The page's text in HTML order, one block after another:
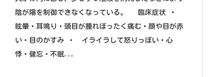
陰が陽を制御できなくなっている。 臨床症状 ・
眩暈・耳鳴り・頭目が腫れぼったく痛む・顔や目が赤
い・目のかすみ ・ イライラして怒りっぽい・心
悸・健忘・不眠...